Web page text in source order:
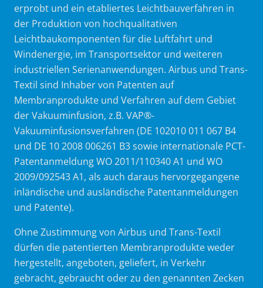
erprobt und ein etabliertes Leichtbauverfahren in
der Produktion von hochqualitativen
Leichtbaukomponenten für die Luftfahrt und
Windenergie, im Transportsektor und weiteren
industriellen Serienanwendungen. Airbus und Trans-
Textil sind Inhaber von Patenten auf
Membranprodukte und Verfahren auf dem Gebiet
der Vakuuminfusion, z.B. VAP®-
Vakuuminfusionsverfahren (DE 102010 011 067 B4
und DE 10 2008 006261 B3 sowie internationale PCT-
Patentanmeldung WO 2011/110340 A1 und WO
2009/092543 A1, als auch daraus hervorgegangene
inländische und ausländische Patentanmeldungen
und Patente).
Ohne Zustimmung von Airbus und Trans-Textil
dürfen die patentierten Membranprodukte weder
hergestellt, angeboten, geliefert, in Verkehr
gebracht, gebraucht oder zu den genannten Zecken